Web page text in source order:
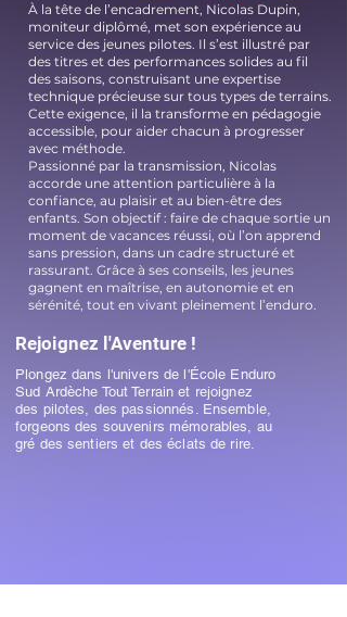
À la tête de l’encadrement, Nicolas Dupin,
moniteur diplômé, met son expérience au
service des jeunes pilotes. Il s’est illustré par
des titres et des performances solides au fil
des saisons, construisant une expertise
technique précieuse sur tous types de terrains.
Cette exigence, il la transforme en pédagogie
accessible, pour aider chacun à progresser
avec méthode.
Passionné par la transmission, Nicolas
accorde une attention particulière à la
confiance, au plaisir et au bien-être des
enfants. Son objectif : faire de chaque sortie un
moment de vacances réussi, où l’on apprend
sans pression, dans un cadre structuré et
rassurant. Grâce à ses conseils, les jeunes
gagnent en maîtrise, en autonomie et en
sérénité, tout en vivant pleinement l’enduro.
Rejoignez l'Aventure !
Plongez dans l'univers de l'École Enduro
Sud Ardèche Tout Terrain et rejoignez
des pilotes, des passionnés. Ensemble,
forgeons des souvenirs mémorables, au
gré des sentiers et des éclats de rire.